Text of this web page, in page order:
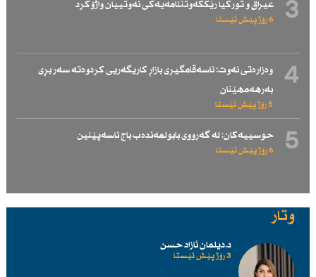
3 عیراق و توركیا رێككەوتننامەیەكی نەوتییان واژۆكرد
6 رۆژ پێش ئێستا
4
وەزارەتی نەوت: ناسەقامگیری بازاڕ كاریگەریی كردوەتە سەر بڕی
بەرهەمهێنان
5 رۆژ پێش ئێستا
5 حوسییەكان: لە گەرووی بابولمەندەب باج ناسەپێنین
6 رۆژ پێش ئێستا
وتار
د.دیلمان ئازاد حسن
3 رۆژ پێش ئێستا